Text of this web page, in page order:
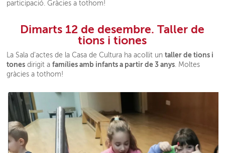
participació. Gràcies a tothom!
Dimarts 12 de desembre. Taller de
tions i tiones
La Sala d'actes de la Casa de Cultura ha acollit untaller de tions i
tones dirigit afamílies amb infants a partir de 3 anys. Moltes
gràcies a tothom!